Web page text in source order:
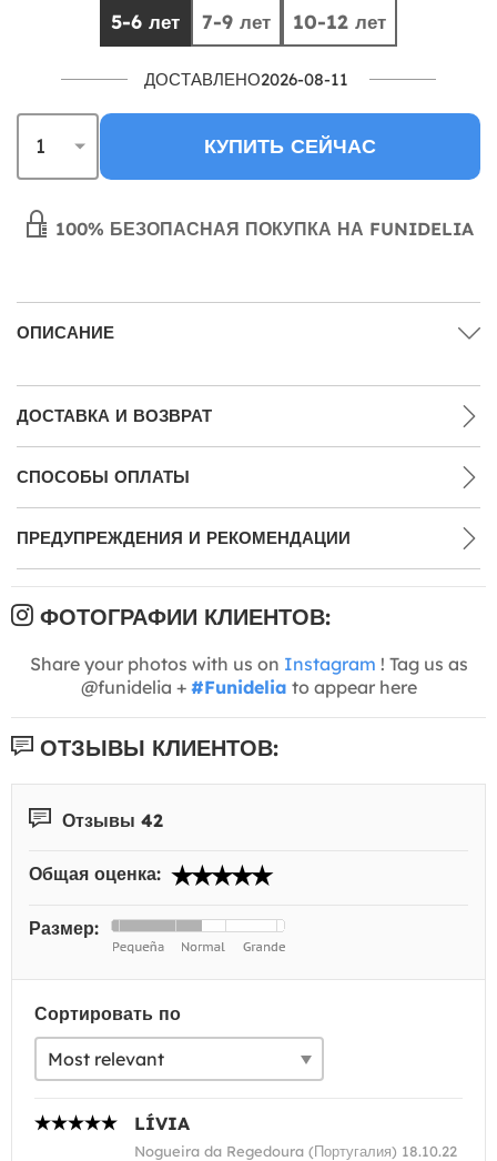
5-6 лет 7-9 лет 10-12 лет
ДОСТАВЛЕНО2026-08-11
КУПИТЬ СЕЙЧАС
100% БЕЗОПАСНАЯ ПОКУПКА НА FUNIDELIA
ОПИСАНИЕ
ДОСТАВКА И ВОЗВРАТ
СПОСОБЫ ОПЛАТЫ
ПРЕДУПРЕЖДЕНИЯ И РЕКОМЕНДАЦИИ
ФОТОГРАФИИ КЛИЕНТОВ:
Share your photos with us on Instagram ! Tag us as
@funidelia + #Funidelia to appear here
ОТЗЫВЫ КЛИЕНТОВ:
Отзывы 42
Общая оценка:
Размер:
Сортировать по
LÍVIA
Nogueira da Regedoura (Португалия) 18.10.22